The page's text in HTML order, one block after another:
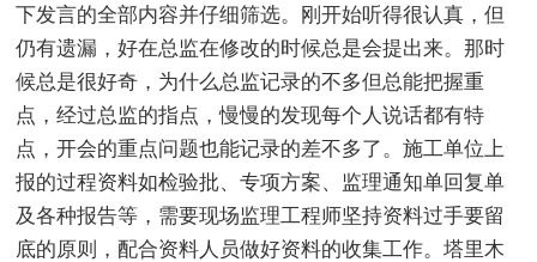
下发言的全部内容并仔细筛选。刚开始听得很认真，但
仍有遗漏，好在总监在修改的时候总是会提出来。那时
候总是很好奇，为什么总监记录的不多但总能把握重
点，经过总监的指点，慢慢的发现每个人说话都有特
点，开会的重点问题也能记录的差不多了。施工单位上
报的过程资料如检验批、专项方案、监理通知单回复单
及各种报告等，需要现场监理工程师坚持资料过手要留
底的原则，配合资料人员做好资料的收集工作。塔里木